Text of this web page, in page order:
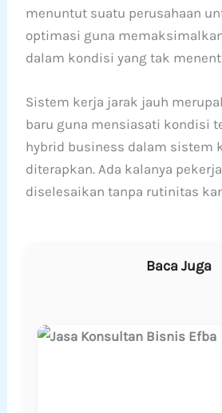
menuntut suatu perusahaan
optimasi guna
dalam kondisi yang tak
Sistem kerja jarak jauh
baru guna mensiasati kondisi
hybrid business dalam sistem
diterapkan. Ada kalanya
diselesaikan tanpa rutinitas
Baca Juga